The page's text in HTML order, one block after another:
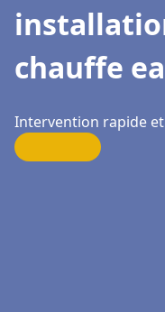
chauffe
Intervention rapide et